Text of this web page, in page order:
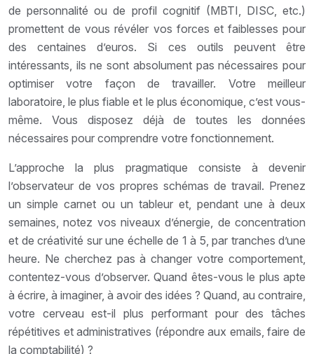
de personnalité ou de profil cognitif (MBTI, DISC, etc.)
promettent de vous révéler vos forces et faiblesses pour
des centaines d’euros. Si ces outils peuvent être
intéressants, ils ne sont absolument pas nécessaires pour
optimiser votre façon de travailler. Votre meilleur
laboratoire, le plus fiable et le plus économique, c’est vous-
même. Vous disposez déjà de toutes les données
nécessaires pour comprendre votre fonctionnement.
L’approche la plus pragmatique consiste à devenir
l’observateur de vos propres schémas de travail. Prenez
un simple carnet ou un tableur et, pendant une à deux
semaines, notez vos niveaux d’énergie, de concentration
et de créativité sur une échelle de 1 à 5, par tranches d’une
heure. Ne cherchez pas à changer votre comportement,
contentez-vous d’observer. Quand êtes-vous le plus apte
à écrire, à imaginer, à avoir des idées ? Quand, au contraire,
votre cerveau est-il plus performant pour des tâches
répétitives et administratives (répondre aux emails, faire de
la comptabilité) ?